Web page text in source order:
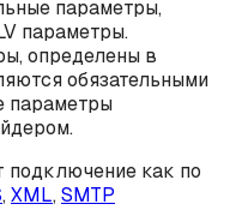
параметры,
параметры.
определены в
обязательными
параметры
подключение как по
, XML, SMTP